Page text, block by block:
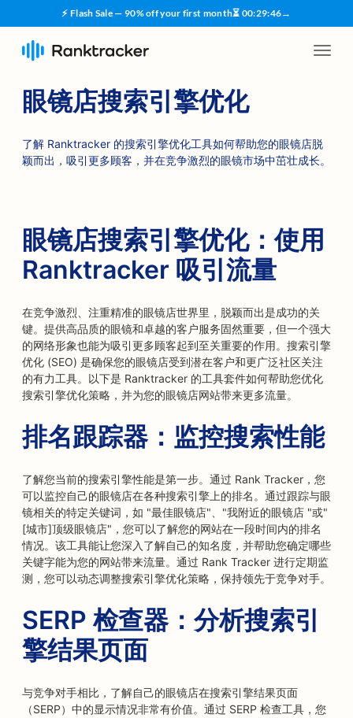
⚡ Flash Sale — 90% off your first month⏳ 00:29:45→
眼镜店搜索引擎优化
了解 Ranktracker 的搜索引擎优化工具如何帮助您的眼镜店脱
颖而出，吸引更多顾客，并在竞争激烈的眼镜市场中茁壮成长。
眼镜店搜索引擎优化：使用
Ranktracker 吸引流量
在竞争激烈、注重精准的眼镜店世界里，脱颖而出是成功的关
键。提供高品质的眼镜和卓越的客户服务固然重要，但一个强大
的网络形象也能为吸引更多顾客起到至关重要的作用。搜索引擎
优化 (SEO) 是确保您的眼镜店受到潜在客户和更广泛社区关注
的有力工具。以下是 Ranktracker 的工具套件如何帮助您优化
搜索引擎优化策略，并为您的眼镜店网站带来更多流量。
排名跟踪器：监控搜索性能
了解您当前的搜索引擎性能是第一步。通过 Rank Tracker，您
可以监控自己的眼镜店在各种搜索引擎上的排名。通过跟踪与眼
镜相关的特定关键词，如 "最佳眼镜店"、"我附近的眼镜店 "或"
[城市]顶级眼镜店"，您可以了解您的网站在一段时间内的排名
情况。该工具能让您深入了解自己的知名度，并帮助您确定哪些
关键字能为您的网站带来流量。通过 Rank Tracker 进行定期监
测，您可以动态调整搜索引擎优化策略，保持领先于竞争对手。
SERP 检查器：分析搜索引
擎结果页面
与竞争对手相比，了解自己的眼镜店在搜索引擎结果页面
（SERP）中的显示情况非常有价值。通过 SERP 检查工具，您